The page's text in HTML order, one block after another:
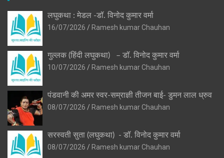
लघुकथा : मेडल -डॉ. विनोद कुमार वर्मा
16/07/2026
Ramesh kumar Chauhan
गुल्लक (हिंदी लघुकथा) – डॉ. विनोद कुमार वर्मा
10/07/2026
Ramesh kumar Chauhan
पंडवानी की अमर स्वर-सम्राज्ञी तीजन बाई- डुमन लाल ध्रुव
08/07/2026
Ramesh kumar Chauhan
सरस्वती सुता (लघुकथा) ​- डॉ. विनोद कुमार वर्मा
08/07/2026
Ramesh kumar Chauhan